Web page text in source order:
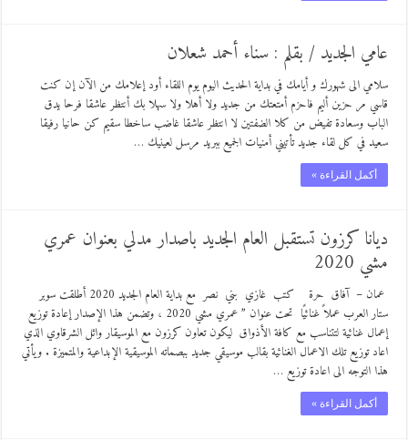
عامي الجديد / بقلم : سناء أحمد شعلان
سلامي الى شهورك و أيامك في بداية الحديث اليوم يوم اللقاء أود إعلامك من الآن إن كنت
قاسي مر حزين أليم فاحزم أمتعتك من جديد ولا أهلا ولا سهلا بك أنتظر عاشقا فرحا يدق
الباب وسعادة تفيض من كلا الضفتين لا انتظر عاشقا غاضب ساخطا سقيم كن حانيا رفيقا
سعيد في كل لقاء جديد تأتيني أمنيات الجميع ببريد مرسل لعينيك …
أكمل القراءة »
ديانا كرزون تستقبل العام الجديد باصدار مدلي بعنوان عمري
مشي 2020
عمان – آفاق حرة كتب غازي بني نصر مع بداية العام الجديد 2020 أطلقت سوبر
ستار العرب عملاً غنائيًا تحت عنوان ” عمري مشي 2020 ، وتضمن هذا الإصدار إعادة توزيع
إعمال غنائية لتتناسب مع كافة الأذواق ليكون تعاون كرزون مع الموسيقار وائل الشرقاوي الذي
اعاد توزيع تلك الاعمال الغنائية بقالب موسيقي جديد ببصماته الموسيقية الإبداعية والمتميزة . ويأتي
هذا التوجه الى اعادة توزيع …
أكمل القراءة »